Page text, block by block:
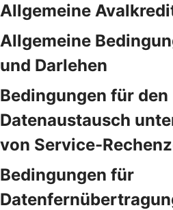
Allgemeine
Allgemeine
und Darlehen
Bedingungen für
Datenaustausch
von Service-
Bedingungen für